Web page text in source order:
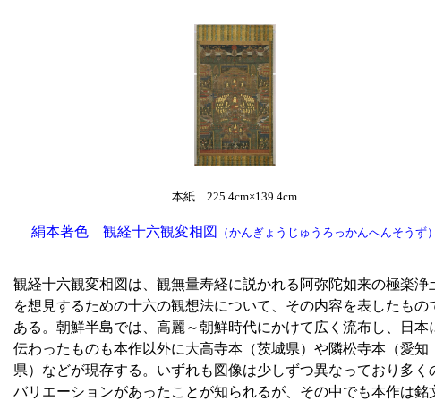
本紙 225.4cm×139.4cm
絹本著色 観経十六観変相図 （かんぎょうじゅうろっかんへんそうず）
観経十六観変相図は、観無量寿経に説かれる阿弥陀如来の極楽浄
を想見するための十六の観想法について、その内容を表したもの
ある。朝鮮半島では、高麗～朝鮮時代にかけて広く流布し、日本
伝わったものも本作以外に大高寺本（茨城県）や隣松寺本（愛知
県）などが現存する。いずれも図像は少しずつ異なっており多く
バリエーションがあったことが知られるが、その中でも本作は銘